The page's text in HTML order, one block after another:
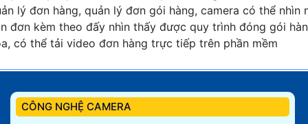
lý đơn hàng, quản lý đơn gói hàng, camera có thể nhìn
đơn kèm theo đấy nhìn thấy được quy trình đóng gói
có thể tải video đơn hàng trực tiếp trên phần mềm
CÔNG NGHỆ CAMERA